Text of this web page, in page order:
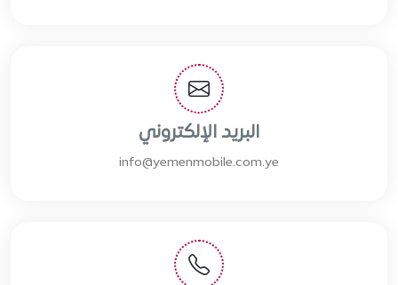
البريد الإلكتروني
info@yemenmobile.com.ye